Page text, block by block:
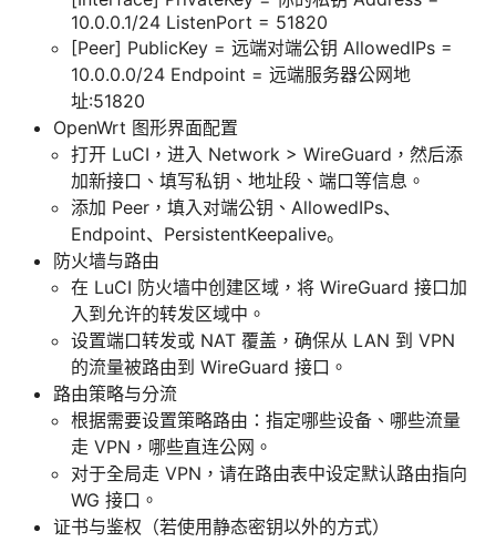
10.0.0.1/24 ListenPort = 51820
[Peer] PublicKey = 远端对端公钥 AllowedIPs =
10.0.0.0/24 Endpoint = 远端服务器公网地
址:51820
OpenWrt 图形界面配置
打开 LuCI，进入 Network > WireGuard，然后添
加新接口、填写私钥、地址段、端口等信息。
添加 Peer，填入对端公钥、AllowedIPs、
Endpoint、PersistentKeepalive。
防火墙与路由
在 LuCI 防火墙中创建区域，将 WireGuard 接口加
入到允许的转发区域中。
设置端口转发或 NAT 覆盖，确保从 LAN 到 VPN
的流量被路由到 WireGuard 接口。
路由策略与分流
根据需要设置策略路由：指定哪些设备、哪些流量
走 VPN，哪些直连公网。
对于全局走 VPN，请在路由表中设定默认路由指向
WG 接口。
证书与鉴权（若使用静态密钥以外的方式）